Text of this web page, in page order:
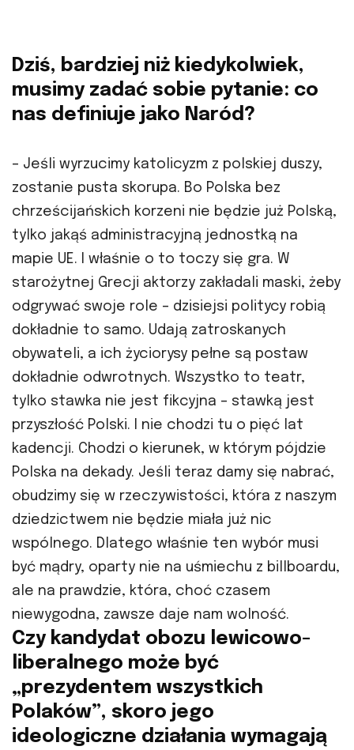
Dziś, bardziej niż kiedykolwiek,
musimy zadać sobie pytanie: co
nas definiuje jako Naród?
– Jeśli wyrzucimy katolicyzm z polskiej duszy,
zostanie pusta skorupa. Bo Polska bez
chrześcijańskich korzeni nie będzie już Polską,
tylko jakąś administracyjną jednostką na
mapie UE. I właśnie o to toczy się gra. W
starożytnej Grecji aktorzy zakładali maski, żeby
odgrywać swoje role – dzisiejsi politycy robią
dokładnie to samo. Udają zatroskanych
obywateli, a ich życiorysy pełne są postaw
dokładnie odwrotnych. Wszystko to teatr,
tylko stawka nie jest fikcyjna – stawką jest
przyszłość Polski. I nie chodzi tu o pięć lat
kadencji. Chodzi o kierunek, w którym pójdzie
Polska na dekady. Jeśli teraz damy się nabrać,
obudzimy się w rzeczywistości, która z naszym
dziedzictwem nie będzie miała już nic
wspólnego. Dlatego właśnie ten wybór musi
być mądry, oparty nie na uśmiechu z billboardu,
ale na prawdzie, która, choć czasem
niewygodna, zawsze daje nam wolność.
Czy kandydat obozu lewicowo-
liberalnego może być
„prezydentem wszystkich
Polaków”, skoro jego
ideologiczne działania wymagają